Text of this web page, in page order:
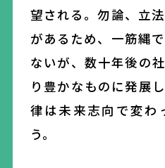
望される。勿論、立
があるため、一筋縄
ないが、数十年後の
り豊かなものに発展
律は未来志向で変わ
う。